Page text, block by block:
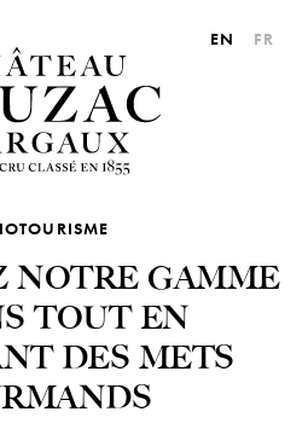
EN FR
NOTRE GAMME
TOUT EN
DES METS